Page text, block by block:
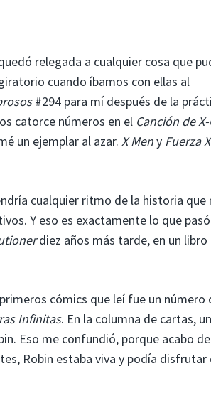
relegada a cualquier cosa que
cuando íbamos con ellas al
#294 para mí después de la
catorce números en el Canción de
un ejemplar al azar. X Meny Fuerza X
cualquier ritmo de la historia que
Y eso es exactamente lo que
diez años más tarde, en un libro
cómics que leí fue un número
Infinitas. En la columna de cartas,
Eso me confundió, porque acabo
Robin estaba viva y podía disfrutar